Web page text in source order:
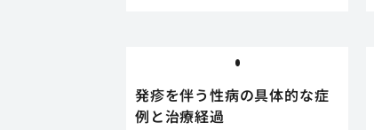
発疹を伴う性病の具体的な症
例と治療経過